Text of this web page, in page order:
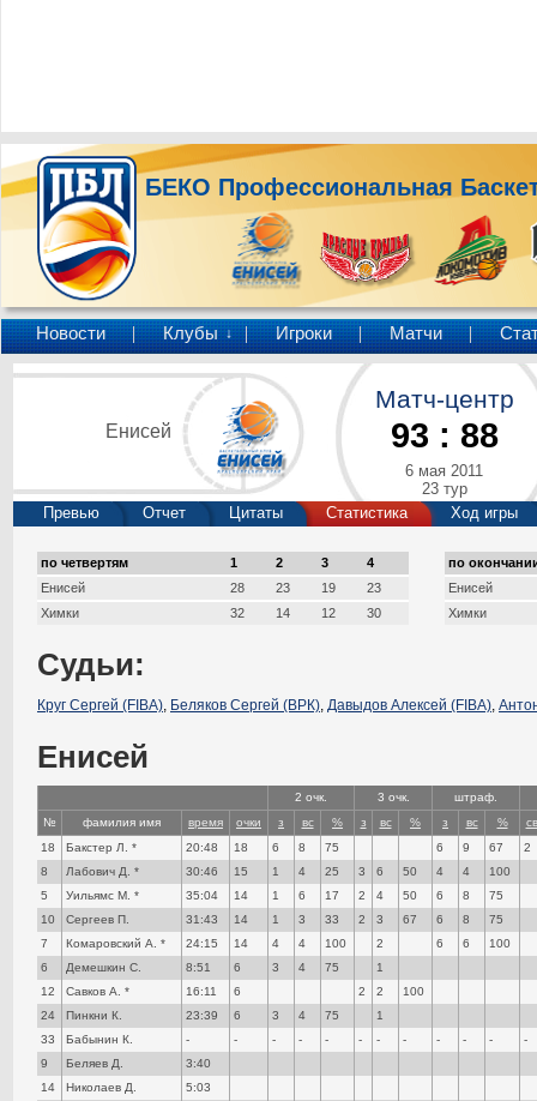
БЕКО Профессиональная
Новости Клубы ↓ Игроки Матчи
Енисей
Матч-центр
93 : 88
6 мая 2011
23 тур
Превью
Отчет Цитаты Статистика Ход игры
по четвертям 1 2 3
4
Енисей
28 23 19
23
Химки
32 14 12 30
по
Енисей
Химки
Судьи:
Круг Сергей (FIBA), Беляков Сергей (ВРК), Давыдов Алексей (FIBA),
Енисей
2 очк. 3 очк.
штраф.
№
фамилия имя время очки з вс % з вс % з вс %
св
18
Бакстер Л. * 20:48 18 6 8 75 6 9 67
2
8
Лабович Д. * 30:46 15 1 4 25 3 6 50 4 4
100
5
Уильямс М. * 35:04 14 1 6 17 2 4 50 6 8
75
10
Сергеев П. 31:43 14 1 3 33 2 3 67 6 8
75
7
Комаровский А. * 24:15 14 4 4 100 2 6 6
100
6
Демешкин С. 8:51 6 3 4 75
1
12
Савков А. * 16:11 6 2 2
100
24
Пинкни К. 23:39 6 3 4 75
1
33
Бабынин К. - - - - - - - - - - -
-
9
Беляев Д.
3:40
14
Николаев Д.
5:03